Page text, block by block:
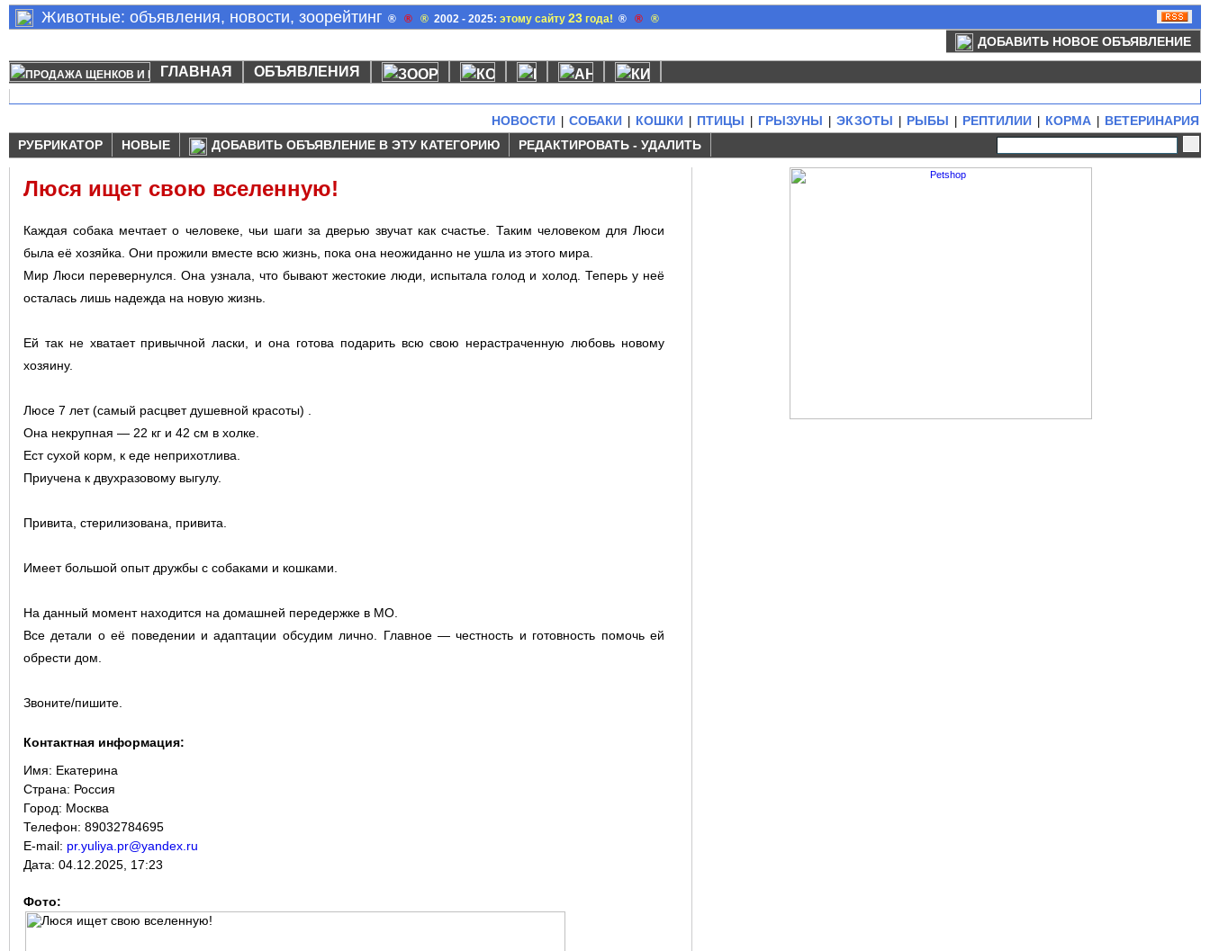
Животные: объявления, новости, зоорейтинг ® ® ® 2002 - 2025:этому сайту23 года! ® ® ®
ДОБАВИТЬ НОВОЕ ОБЪЯВЛЕНИЕ
ГЛАВНАЯ ОБЪЯВЛЕНИЯ
НОВОСТИ СОБАКИ КОШКИ ПТИЦЫ ГРЫЗУНЫ ЭКЗОТЫ РЫБЫ РЕПТИЛИИ КОРМА
ВЕТЕРИНАРИЯ
РУБРИКАТОР
НОВЫЕ ДОБАВИТЬ ОБЪЯВЛЕНИЕ В ЭТУ КАТЕГОРИЮ РЕДАКТИРОВАТЬ - УДАЛИТЬ
Люся ищет свою вселенную!
Каждая собака мечтает о человеке, чьи шаги за дверью звучат как счастье. Таким человеком для Люси
была её хозяйка. Они прожили вместе всю жизнь, пока она неожиданно не ушла из этого мира.
Мир Люси перевернулся. Она узнала, что бывают жестокие люди, испытала голод и холод. Теперь у неё
осталась лишь надежда на новую жизнь.
Ей так не хватает привычной ласки, и она готова подарить всю свою нерастраченную любовь новому
хозяину.
Люсе 7 лет (самый расцвет душевной красоты) .
Она некрупная — 22 кг и 42 см в холке.
Ест сухой корм, к еде неприхотлива.
Приучена к двухразовому выгулу.
Привита, стерилизована, привита.
Имеет большой опыт дружбы с собаками и кошками.
На данный момент находится на домашней передержке в МО.
Все детали о её поведении и адаптации обсудим лично. Главное — честность и готовность помочь ей
обрести дом.
Звоните/пишите.
Контактная информация:
Имя: Екатерина
Страна: Россия
Город: Москва
Телефон: 89032784695
E-mail: pr.yuliya.pr@yandex.ru
Дата: 04.12.2025, 17:23
Фото: